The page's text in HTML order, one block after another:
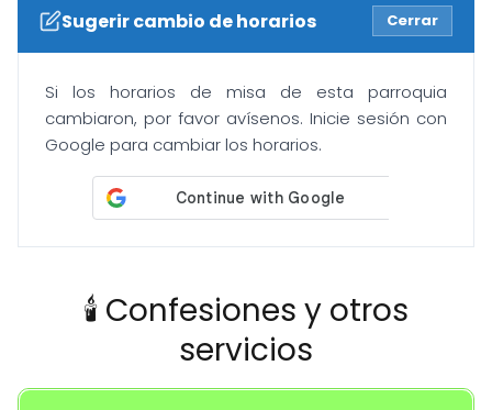
Sugerir cambio de horarios Cerrar
Si los horarios de misa de esta parroquia
cambiaron, por favor avísenos. Inicie sesión con
Google para cambiar los horarios.
🕯️ Confesiones y otros
servicios